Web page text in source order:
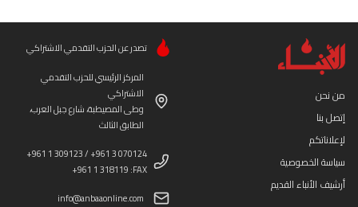
من نحن
إتصل بنا
لإعلاناتكم
سياسة الخصوصية
أرشيف الأنباء القديم
تصدر عن الحزب التقدمي الاشتراكي
المركز الرئيسي للحزب التقدمي
الاشتراكي
وطى المصيطبة، شارع جبل العرب،
الطابق الثالث
+961 1 309123 / +961 3 070124
+961 1 318119 :FAX
info@anbaaonline.com